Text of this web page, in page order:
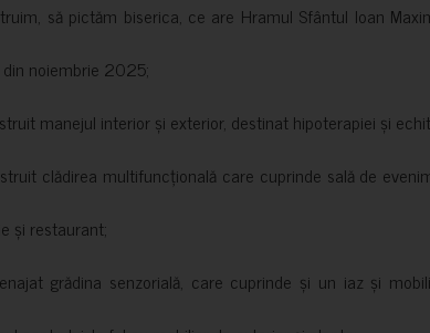
să pictăm biserica, ce are Hramul Sfântul Ioan
noiembrie 2025;
manejul interior și exterior, destinat hipoterapiei și
clădirea multifuncțională care cuprinde sală de
și restaurant;
grădina senzorială, care cuprinde și un iaz și